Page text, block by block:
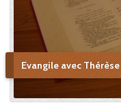
Evangile avec Thérèse